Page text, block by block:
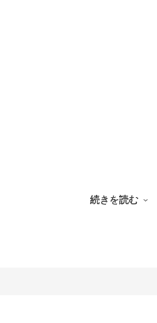
続きを読む